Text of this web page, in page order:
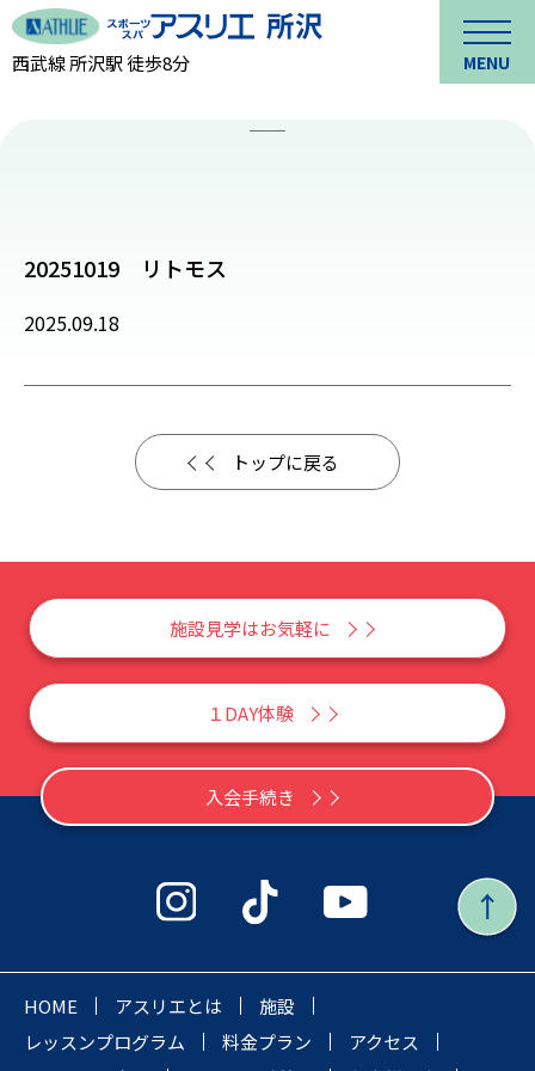
西武線 所沢駅 徒歩8分 MENU
20251019 リトモス
2025.09.18
トップに戻る
施設見学はお気軽に
１DAY体験
入会手続き
HOME アスリエとは
施設
レッスンプログラム
料金プラン
アクセス